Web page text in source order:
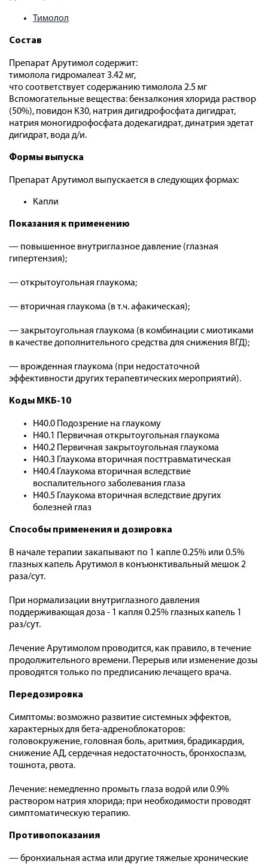
Тимолол
Состав
Препарат Арутимол содержит:
тимолола гидромалеат 3.42 мг,
что соответствует содержанию тимолола 2.5 мг
Вспомогательные вещества: бензалкония хлорида раствор
(50%), повидон К30, натрия дигидрофосфата дигидрат,
натрия моногидрофосфата додекагидрат, динатрия эдетат
дигидрат, вода д/и.
Формы выпуска
Препарат Арутимол выпускается в следующих формах:
Капли
Показания к применению
— повышенное внутриглазное давление (глазная
гипертензия);
— открытоугольная глаукома;
— вторичная глаукома (в т.ч. афакическая);
— закрытоугольная глаукома (в комбинации с миотиками
в качестве дополнительного средства для снижения ВГД);
— врожденная глаукома (при недостаточной
эффективности других терапевтических мероприятий).
Коды МКБ-10
H40.0 Подозрение на глаукому
H40.1 Первичная открытоугольная глаукома
H40.2 Первичная закрытоугольная глаукома
H40.3 Глаукома вторичная посттравматическая
H40.4 Глаукома вторичная вследствие
воспалительного заболевания глаза
H40.5 Глаукома вторичная вследствие других
болезней глаз
Способы применения и дозировка
В начале терапии закапывают по 1 капле 0.25% или 0.5%
глазных капель Арутимол в конъюнктивальный мешок 2
раза/сут.
При нормализации внутриглазного давления
поддерживающая доза - 1 капля 0.25% глазных капель 1
раз/сут.
Лечение Арутимолом проводится, как правило, в течение
продолжительного времени. Перерыв или изменение дозы
проводятся только по предписанию лечащего врача.
Передозировка
Симптомы: возможно развитие системных эффектов,
характерных для бета-адреноблокаторов:
головокружение, головная боль, аритмия, брадикардия,
снижение АД, сердечная недостаточность, бронхоспазм,
тошнота, рвота.
Лечение: немедленно промыть глаза водой или 0.9%
раствором натрия хлорида; при необходимости проводят
симптоматическую терапию.
Противопоказания
— бронхиальная астма или другие тяжелые хронические